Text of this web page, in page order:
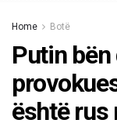
Home Botë
Putin
është rus